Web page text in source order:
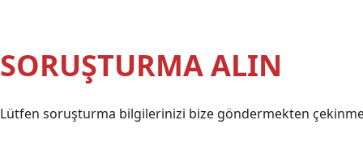
SORUŞTURMA ALIN
Lütfen soruşturma bilgilerinizi bize göndermekten